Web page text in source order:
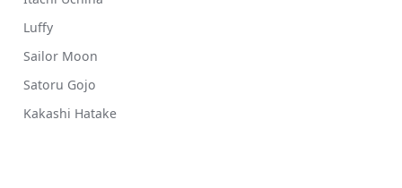
Luffy
Sailor Moon
Satoru Gojo
Kakashi Hatake